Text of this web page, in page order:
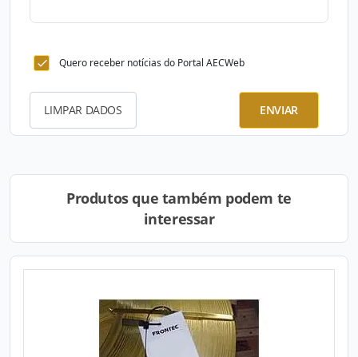
Quero receber notícias do Portal AECWeb
LIMPAR DADOS ENVIAR
Produtos que também podem te
interessar